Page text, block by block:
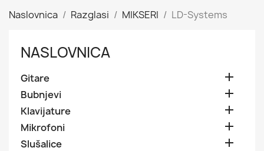
Naslovnica Razglasi MIKSERI LD-Systems
NASLOVNICA
Gitare 
Bubnjevi 
Klavijature 
Mikrofoni 
Slušalice 